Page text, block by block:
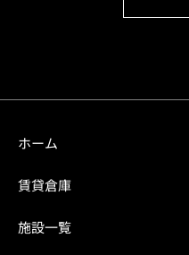
ホーム
賃貸倉庫
施設一覧